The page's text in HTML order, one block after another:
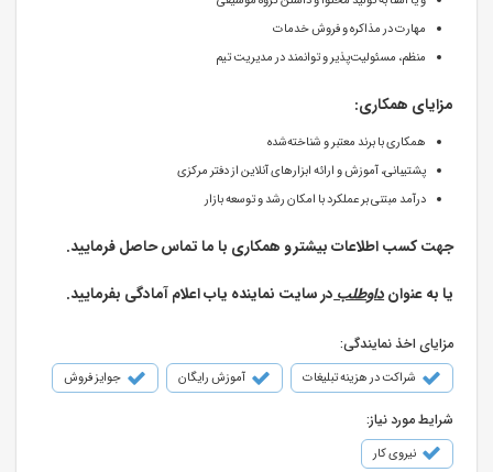
مهارت در مذاکره و فروش خدمات
منظم، مسئولیت‌پذیر و توانمند در مدیریت تیم
مزایای همکاری:
همکاری با برند معتبر و شناخته‌شده
پشتیبانی، آموزش و ارائه ابزارهای آنلاین از دفتر مرکزی
درآمد مبتنی بر عملکرد با امکان رشد و توسعه بازار
جهت کسب اطلاعات بیشتر و همکاری با ما تماس حاصل فرمایید.
یا به عنوانداوطلبدر سایت نماینده یاب اعلام آمادگی بفرمایید.
مزایای اخذ نمایندگی:
شراکت در هزینه تبلیغات آموزش رایگان جوایز فروش
شرایط مورد نیاز:
نیروی کار